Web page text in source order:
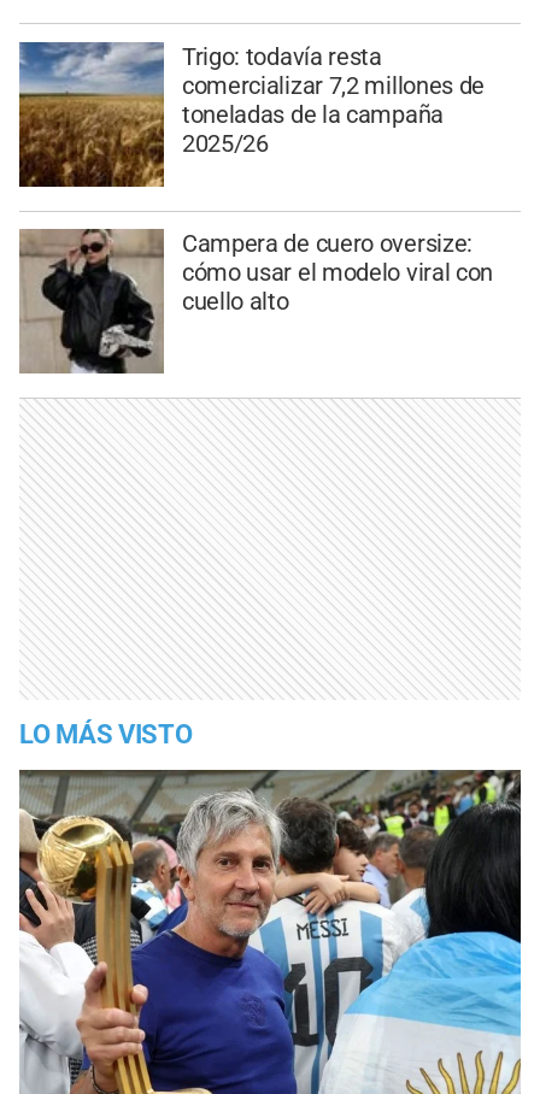
Trigo: todavía resta
comercializar 7,2 millones de
toneladas de la campaña
2025/26
Campera de cuero oversize:
cómo usar el modelo viral con
cuello alto
LO MÁS VISTO